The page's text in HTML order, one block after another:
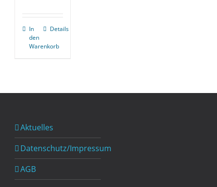
In
den
Warenkorb
Details
Aktuelles
Datenschutz/Impressum
AGB